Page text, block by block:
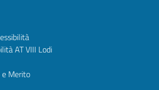
AT VIII Lodi
Merito